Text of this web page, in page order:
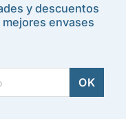
y descuentos
envases